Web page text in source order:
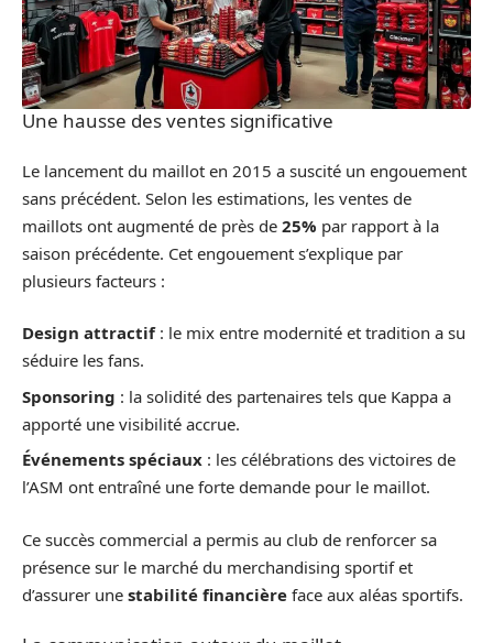
Une hausse des ventes significative
Le lancement du maillot en 2015 a suscité un engouement
sans précédent. Selon les estimations, les ventes de
maillots ont augmenté de près de 25% par rapport à la
saison précédente. Cet engouement s’explique par
plusieurs facteurs :
Design attractif: le mix entre modernité et tradition a su
séduire les fans.
Sponsoring : la solidité des partenaires tels que Kappa a
apporté une visibilité accrue.
Événements spéciaux : les célébrations des victoires de
l’ASM ont entraîné une forte demande pour le maillot.
Ce succès commercial a permis au club de renforcer sa
présence sur le marché du merchandising sportif et
d’assurer une stabilité financière face aux aléas sportifs.